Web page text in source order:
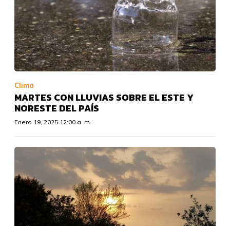
Clima
MARTES CON LLUVIAS SOBRE EL ESTE Y
NORESTE DEL PAÍS
Enero 19, 2025 12:00 a. m.